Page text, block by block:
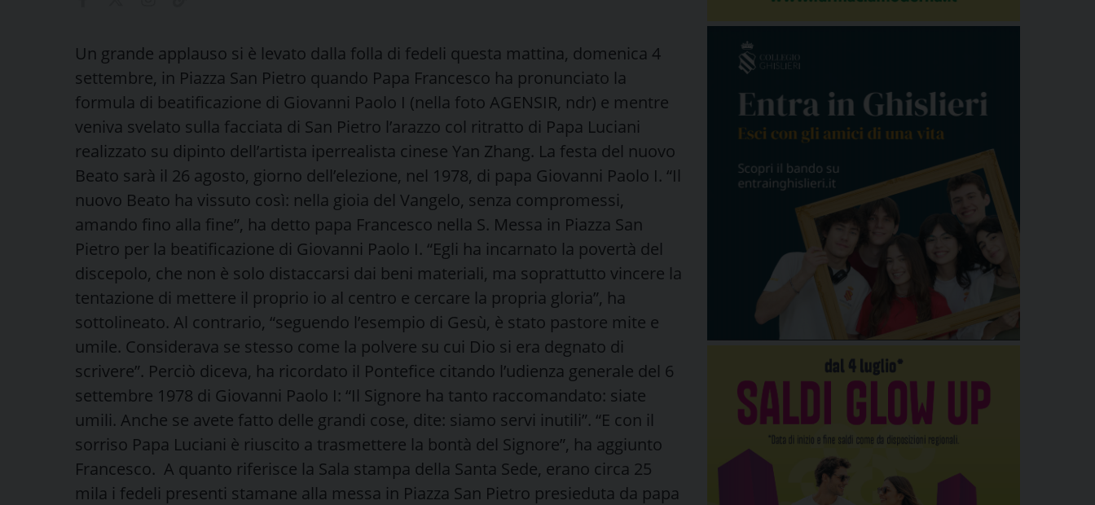
Un grande applauso si è levato dalla folla di fedeli questa mattina, domenica 4
settembre, in Piazza San Pietro quando Papa Francesco ha pronunciato la
formula di beatificazione di Giovanni Paolo I (nella foto AGENSIR, ndr) e mentre
veniva svelato sulla facciata di San Pietro l’arazzo col ritratto di Papa Luciani
realizzato su dipinto dell’artista iperrealista cinese Yan Zhang. La festa del nuovo
Beato sarà il 26 agosto, giorno dell’elezione, nel 1978, di papa Giovanni Paolo I. “Il
nuovo Beato ha vissuto così: nella gioia del Vangelo, senza compromessi,
amando fino alla fine”, ha detto papa Francesco nella S. Messa in Piazza San
Pietro per la beatificazione di Giovanni Paolo I. “Egli ha incarnato la povertà del
discepolo, che non è solo distaccarsi dai beni materiali, ma soprattutto vincere la
tentazione di mettere il proprio io al centro e cercare la propria gloria”, ha
sottolineato. Al contrario, “seguendo l’esempio di Gesù, è stato pastore mite e
umile. Considerava se stesso come la polvere su cui Dio si era degnato di
scrivere”. Perciò diceva, ha ricordato il Pontefice citando l’udienza generale del 6
settembre 1978 di Giovanni Paolo I: “Il Signore ha tanto raccomandato: siate
umili. Anche se avete fatto delle grandi cose, dite: siamo servi inutili”. “E con il
sorriso Papa Luciani è riuscito a trasmettere la bontà del Signore”, ha aggiunto
Francesco. A quanto riferisce la Sala stampa della Santa Sede, erano circa 25
mila i fedeli presenti stamane alla messa in Piazza San Pietro presieduta da papa